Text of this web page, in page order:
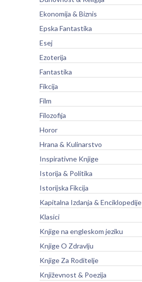
Ekonomija & Biznis
Epska Fantastika
Esej
Ezoterija
Fantastika
Fikcija
Film
Filozofija
Horor
Hrana & Kulinarstvo
Inspirativne Knjige
Istorija & Politika
Istorijska Fikcija
Kapitalna Izdanja & Enciklopedije
Klasici
Knjige na engleskom jeziku
Knjige O Zdravlju
Knjige Za Roditelje
Književnost & Poezija